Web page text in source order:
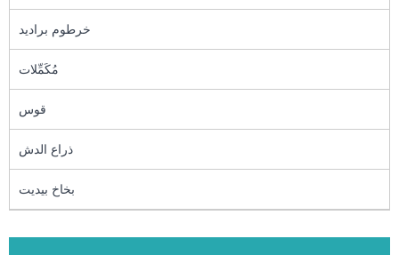
خرطوم براديد
مُكَمِّلات
قوس
ذراع الدش
بخاخ بيديت